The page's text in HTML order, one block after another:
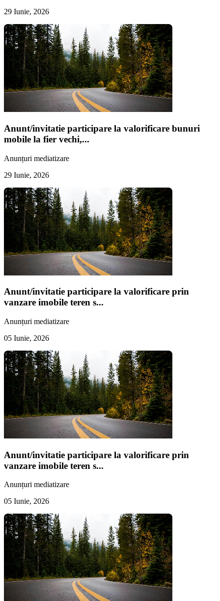
29 Iunie, 2026
Anunt/invitatie participare la valorificare bunuri
mobile la fier vechi,...
Anunțuri mediatizare
29 Iunie, 2026
Anunt/invitatie participare la valorificare prin
vanzare imobile teren s...
Anunțuri mediatizare
05 Iunie, 2026
Anunt/invitatie participare la valorificare prin
vanzare imobile teren s...
Anunțuri mediatizare
05 Iunie, 2026